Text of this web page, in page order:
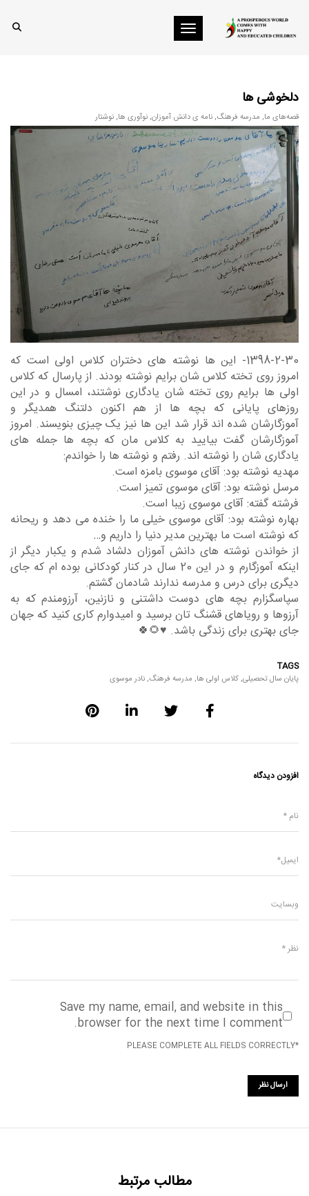
Toggle navigation
دلخوشی ها
قصه‌های ما, مدرسه فرهنگ,نامه ی دانش آموزان,نوآوری ها,نوشتار
1398-2-30- این ها نوشته های دختران کلاس اولی است که
امروز روی تخته کلاس شان برایم نوشته بودند. از پارسال که کلاس
اولی ها برایم روی تخته شان یادگاری نوشتند، امسال و در این
روزهای پایانی که بچه ها از هم اکنون دلتنگ همديگر و
آموزگارشان شده اند قرار شد این ها نیز یک چیزی بنویسند. امروز
آموزگارشان گفت بیایید به کلاس مان که بچه ها جمله های
یادگاری شان را نوشته اند. رفتم و نوشته ها را خواندم:
مهدیه نوشته بود: آقای موسوی بامزه است.
مرسل نوشته بود: آقای موسوی تمیز است.
فرشته گفته: آقای موسوی زیبا است.
بهاره نوشته بود: آقای موسوی خیلی ما را خنده می دهد و ریحانه
که نوشته است ما بهترین مدیر دنیا را داریم و…
از خواندن نوشته های دانش آموزان دلشاد شدم و یکبار دیگر از
اینکه آموزگارم و در این 20 سال در کنار کودکانی بوده ام که جای
دیگری برای درس و مدرسه ندارند شادمان گشتم.
سپاسگزارم بچه های دوست داشتنی و نازنین، آرزومندم که به
آرزوها و رویاهای قشنگ تان برسید و امیدوارم کاری کنید که جهان
جای بهتری برای زندگی باشد. ♥️🌻🍀
TAGS
پایان سال تحصیلی,کلاس اولی ها, مدرسه فرهنگ,نادر موسوی
افزودن دیدگاه
Save my name, email, and website in this
browser for the next time I comment.
*PLEASE COMPLETE ALL FIELDS CORRECTLY
مطالب مرتبط